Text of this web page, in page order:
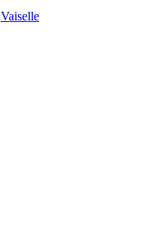
Vaiselle